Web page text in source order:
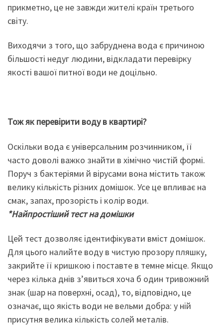
прикметно, це не завжди жителі країн третього
світу.
Виходячи з того, що забруднена вода є причиною
більшості недуг людини, відкладати перевірку
якості вашої питної води не доцільно.
Тож як перевірити воду в квартирі?
Оскільки вода є універсальним розчинником, її
часто доволі важко знайти в хімічно чистій формі.
Поруч з бактеріями й вірусами вона містить також
велику кількість різних домішок. Усе це впливає на
смак, запах, прозорість і колір води.
*Найпростіший тест на домішки
Цей тест дозволяє ідентифікувати вміст домішок.
Для цього налийте воду в чистую прозору пляшку,
закрийте її кришкою і поставте в темне місце. Якщо
через кілька днів з’явиться хоча б один тривожний
знак (шар на поверхні, осад), то, відповідно, це
означає, що якість води не вельми добра: у ній
присутня велика кількість солей металів.